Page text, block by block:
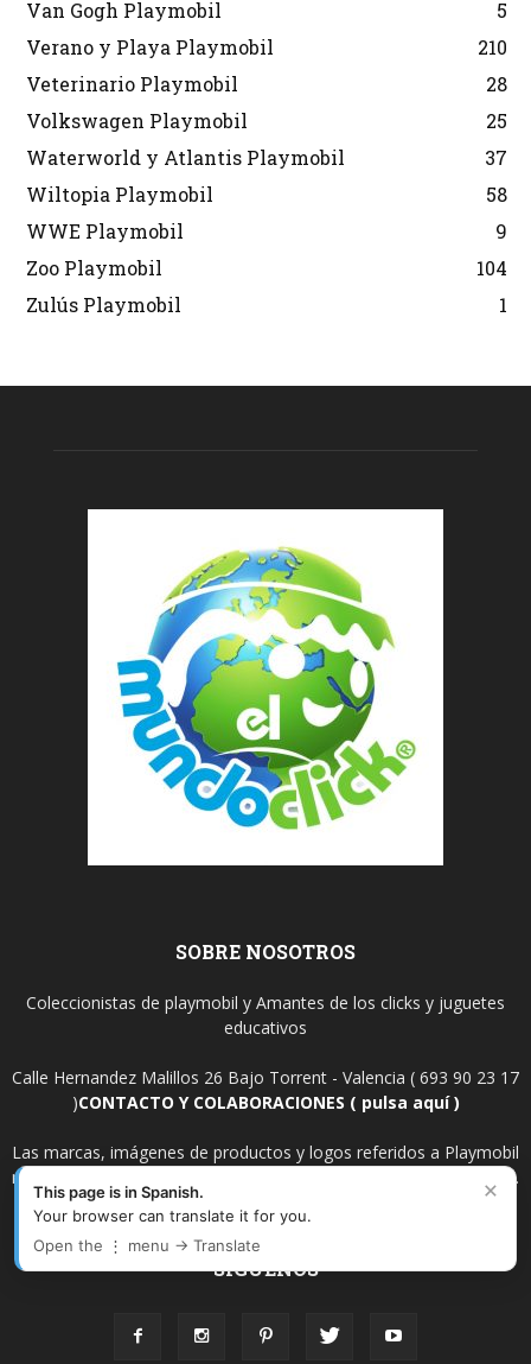
Van Gogh Playmobil
5
Verano y Playa Playmobil
210
Veterinario Playmobil
28
Volkswagen Playmobil
25
Waterworld y Atlantis Playmobil
37
Wiltopia Playmobil
58
WWE Playmobil
9
Zoo Playmobil
104
Zulús Playmobil
1
SOBRE NOSOTROS
Coleccionistas de playmobil y Amantes de los clicks y juguetes
educativos
Calle Hernandez Malillos 26 Bajo Torrent - Valencia ( 693 90 23 17
)CONTACTO Y COLABORACIONES ( pulsa aquí )
Las marcas, imágenes de productos y logos referidos a Playmobil
mencionadas en este sitio son propiedad de Geobra Brandstätter.
SÍGUENOS
×
This page is in Spanish.
Your browser can translate it for you.
Open the ⋮ menu → Translate